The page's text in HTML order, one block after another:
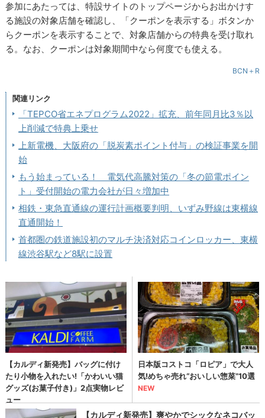
参加にあたっては、特設サイトのトップページからお出かけす
る施設の対象店舗を確認し、「クーポンを表示する」ボタンか
らクーポンを表示することで、対象店舗からの特典を受け取れ
る。なお、クーポンは対象期間中なら何度でも使える。
BCN＋R
関連リンク
「TEPCO省エネプログラム2022」拡充、前年同月比3％以
上削減で特典上乗せ
上新電機、大阪府の「脱炭素ポイント付与」の検証事業を開
始
もう始まっている！ 電気代高騰対策の「冬の節電ポイン
ト」受付開始の電力会社が日々増加中
相鉄・東急直通線の運行計画概要判明、いずみ野線は東横線
直通開始！
首都圏の鉄道施設初のマルチ決済対応コインロッカー、東横
線渋谷駅など8駅に設置